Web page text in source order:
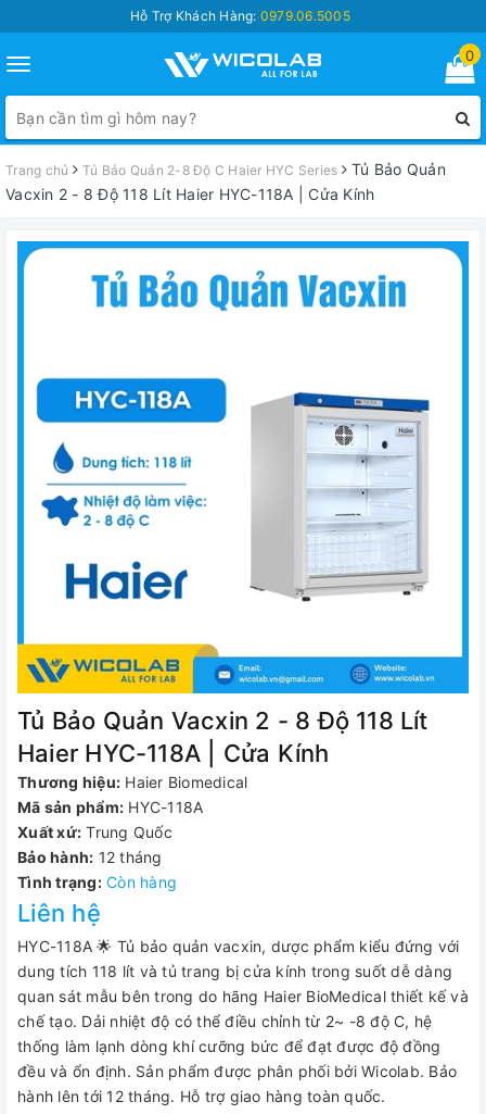
Hỗ Trợ Khách Hàng: 0979.06.5005
Toggle
navigation
0
Trang chủ Tủ Bảo Quản 2-8 Độ C Haier HYC Series
Tủ Bảo Quản
Vacxin 2 - 8 Độ 118 Lít Haier HYC-118A | Cửa Kính
Tủ Bảo Quản Vacxin 2 - 8 Độ 118 Lít
Haier HYC-118A | Cửa Kính
Thương hiệu: Haier Biomedical
Mã sản phẩm: HYC-118A
Xuất xứ: Trung Quốc
Bảo hành: 12 tháng
Tình trạng: Còn hàng
Liên hệ
HYC-118A 🌟 Tủ bảo quản vacxin, dược phẩm kiểu đứng với
dung tích 118 lít và tủ trang bị cửa kính trong suốt dễ dàng
quan sát mẫu bên trong do hãng Haier BioMedical thiết kế và
chế tạo. Dải nhiệt độ có thể điều chỉnh từ 2~ -8 độ C, hệ
thống làm lạnh dòng khí cưỡng bức để đạt được độ đồng
đều và ổn định. Sản phẩm được phân phối bởi Wicolab. Bảo
hành lên tới 12 tháng. Hỗ trợ giao hàng toàn quốc.